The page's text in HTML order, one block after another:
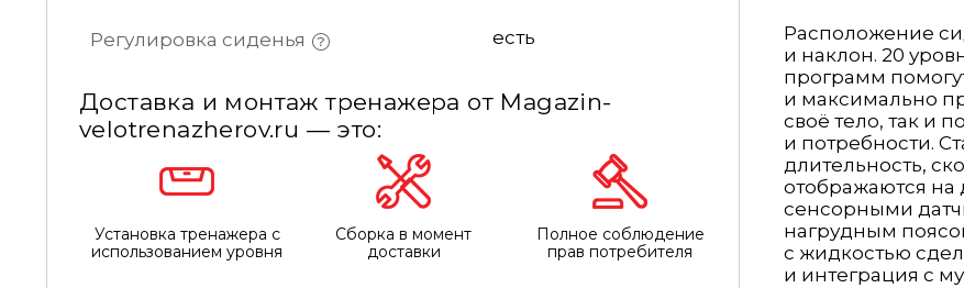
Регулировка сиденья есть
Доставка и монтаж тренажера от Magazin-
velotrenazherov.ru — это:
Установка тренажера с
использованием уровня
Сборка в момент
доставки
Полное соблюдение
прав потребителя
Расположение
и наклон. 20
программ
и максимально
своё тело, так и
и потребности.
длительность,
отображаются на
сенсорными
нагрудным
с жидкостью
и интеграция с